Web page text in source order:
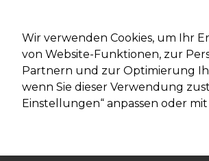
Marken Deals Haare
Lieferung und
Wir verwenden Cookies, um Ihr
von Website-Funktionen, zur
Partnern und zur Optimierung
wenn Sie dieser Verwendung
Einstellungen“ anpassen oder